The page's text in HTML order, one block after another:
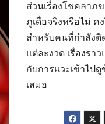
ส่วนเรื่องโชคลาภข
ภูเดื่อจริงหรือไม่ ค
สำหรับคนที่กำลังติ
แต่ละงวด เรื่องร
กับการแวะเข้าไป
เสมอ